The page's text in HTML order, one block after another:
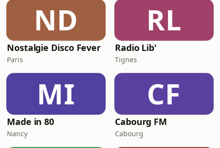
ND
Nostalgie Disco Fever
Paris
RL
Radio Lib'
Tignes
MI
Made in 80
Nancy
CF
Cabourg FM
Cabourg